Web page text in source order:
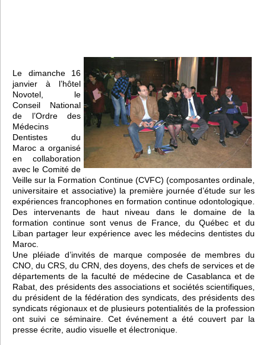
Le dimanche 16
janvier à l’hôtel
Novotel, le
Conseil National
de l’Ordre des
Médecins
Dentistes du
Maroc a organisé
en collaboration
avec le Comité de
Veille sur la Formation Continue (CVFC) (composantes ordinale,
universitaire et associative) la première journée d’étude sur les
expériences francophones en formation continue odontologique.
Des intervenants de haut niveau dans le domaine de la
formation continue sont venus de France, du Québec et du
Liban partager leur expérience avec les médecins dentistes du
Maroc.
Une pléiade d’invités de marque composée de membres du
CNO, du CRS, du CRN, des doyens, des chefs de services et de
départements de la faculté de médecine de Casablanca et de
Rabat, des présidents des associations et sociétés scientifiques,
du président de la fédération des syndicats, des présidents des
syndicats régionaux et de plusieurs potentialités de la profession
ont suivi ce séminaire. Cet événement a été couvert par la
presse écrite, audio visuelle et électronique.